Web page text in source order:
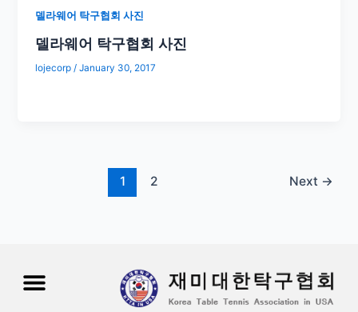
델라웨어 탁구협회 사진
델라웨어 탁구협회 사진
lojecorp/January 30, 2017
1 2 Next →